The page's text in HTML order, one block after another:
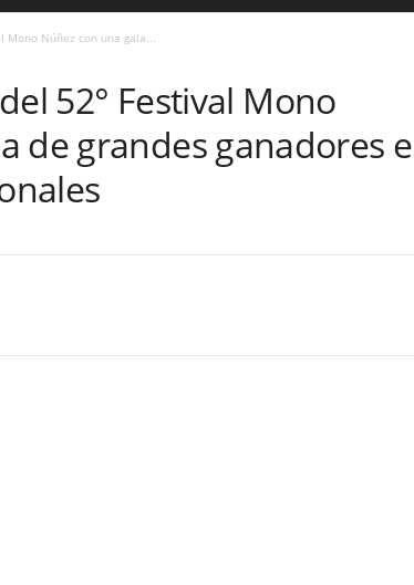
Mono Núñez con una gala...
52° Festival Mono
de grandes ganadores e